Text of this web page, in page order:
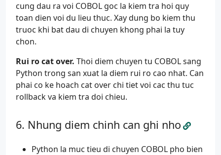
cung dau ra voi COBOL goc la kiem tra hoi quy
toan dien voi du lieu thuc. Xay dung bo kiem thu
truoc khi bat dau di chuyen khong phai la tuy
chon.
Rui ro cat over. Thoi diem chuyen tu COBOL sang
Python trong san xuat la diem rui ro cao nhat. Can
phai co ke hoach cat over chi tiet voi cac thu tuc
rollback va kiem tra doi chieu.
Nhung diem chinh can ghi nho
Python la muc tieu di chuyen COBOL pho bien